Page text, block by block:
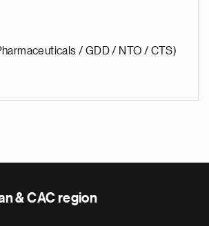
/ GDD / NTO / CTS)
& CAC region